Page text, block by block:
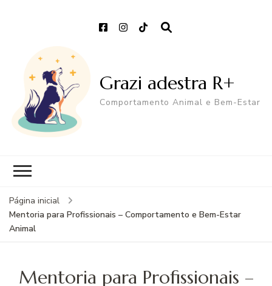
Grazi adestra R+
Comportamento Animal e Bem-Estar
Página inicial
Mentoria para Profissionais – Comportamento e Bem-Estar
Animal
Mentoria para Profissionais –